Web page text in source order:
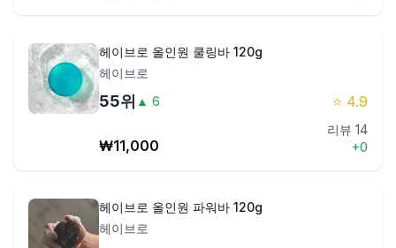
헤이브로 올인원 쿨링바 120g
헤이브로
55위 ▲ 6 ⭐ 4.9
₩11,000
리뷰 14
+0
헤이브로 올인원 파워바 120g
헤이브로